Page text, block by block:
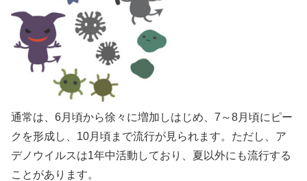
通常は、6月頃から徐々に増加しはじめ、7～8月頃にピー
クを形成し、10月頃まで流行が見られます。ただし、ア
デノウイルスは1年中活動しており、夏以外にも流行する
ことがあります。